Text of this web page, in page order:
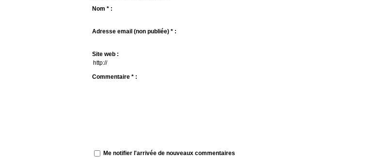
Nom * :
Adresse email (non publiée) * :
Site web :
Commentaire * :
Me notifier l'arrivée de nouveaux commentaires